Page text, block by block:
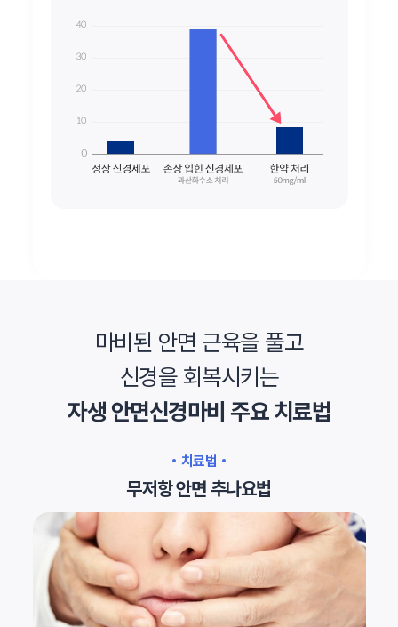
마비된 안면 근육을 풀고
신경을 회복시키는
자생 안면신경마비 주요 치료법
치료법
무저항 안면 추나요법